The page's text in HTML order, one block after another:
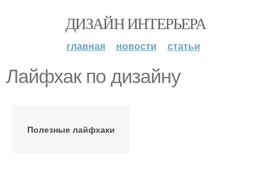
ДИЗАЙН ИНТЕРЬЕРА
главная новости статьи
Лайфхак по дизайну
Полезные лайфхаки